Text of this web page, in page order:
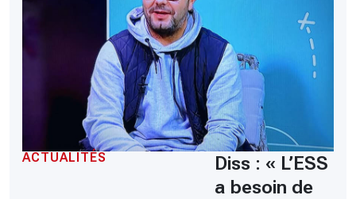
ACTUALITÉS
Diss : « L’ESS
a besoin de